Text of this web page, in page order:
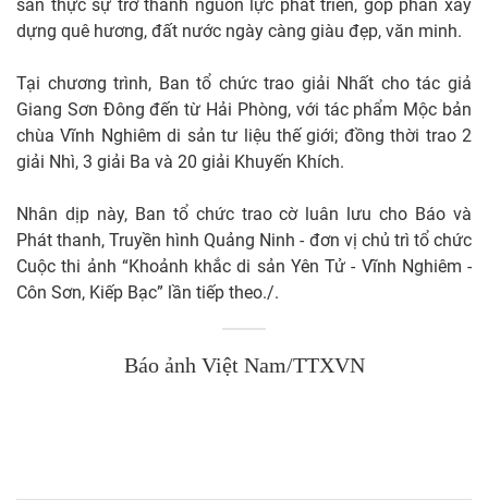
sản thực sự trở thành nguồn lực phát triển, góp phần xây
dựng quê hương, đất nước ngày càng giàu đẹp, văn minh.
Tại chương trình, Ban tổ chức trao giải Nhất cho tác giả
Giang Sơn Đông đến từ Hải Phòng, với tác phẩm Mộc bản
chùa Vĩnh Nghiêm di sản tư liệu thế giới; đồng thời trao 2
giải Nhì, 3 giải Ba và 20 giải Khuyến Khích.
Nhân dịp này, Ban tổ chức trao cờ luân lưu cho Báo và
Phát thanh, Truyền hình Quảng Ninh - đơn vị chủ trì tổ chức
Cuộc thi ảnh “Khoảnh khắc di sản Yên Tử - Vĩnh Nghiêm -
Côn Sơn, Kiếp Bạc” lần tiếp theo./.
Báo ảnh Việt Nam/TTXVN